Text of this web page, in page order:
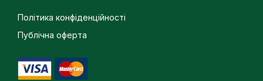
Політика конфіденційності
Публічна оферта